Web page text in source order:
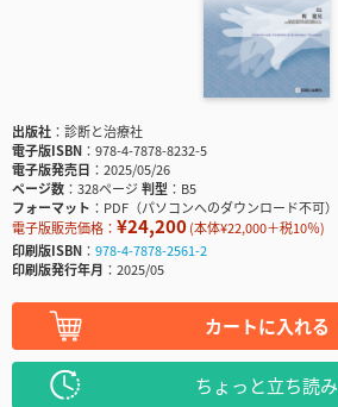
出版社
診断と治療社
電子版ISBN
978-4-7878-8232-5
電子版発売日
2025/05/26
ページ数
328ページ判型
B5
フォーマット
PDF（パソコンへのダウンロード不可）
電子版販売価格： ¥24,200(本体¥22,000＋税10％)
印刷版ISBN
978-4-7878-2561-2
印刷版発行年月
2025/05
カートに入れる
ちょっと立ち読み